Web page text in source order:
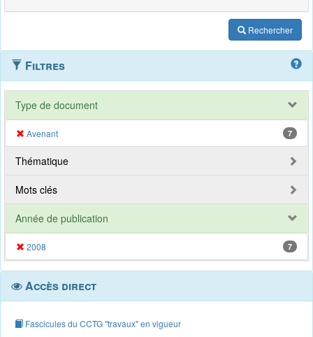
Rechercher
Filtres
Type de document
Avenant 7
Thématique
Mots clés
Année de publication
2008 7
Accès direct
Fascicules du CCTG "travaux" en vigueur